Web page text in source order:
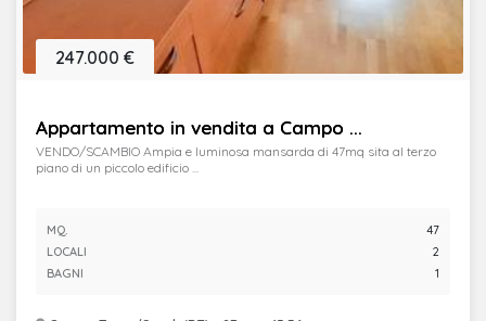
Appartamento in vendita a Campo ...
247.000 €
VENDO/SCAMBIO Ampia e luminosa mansarda di 47mq sita al terzo
piano di un piccolo edificio ...
MQ.
47
LOCALI
2
BAGNI
1